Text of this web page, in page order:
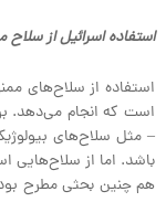
استفاده اسرائیل از
استفاده از سلاح‌های
است که انجام می‌دهد.
– مثل سلاح‌های
باشد. اما از سلاح‌هایی
هم چنین بحثی مطرح